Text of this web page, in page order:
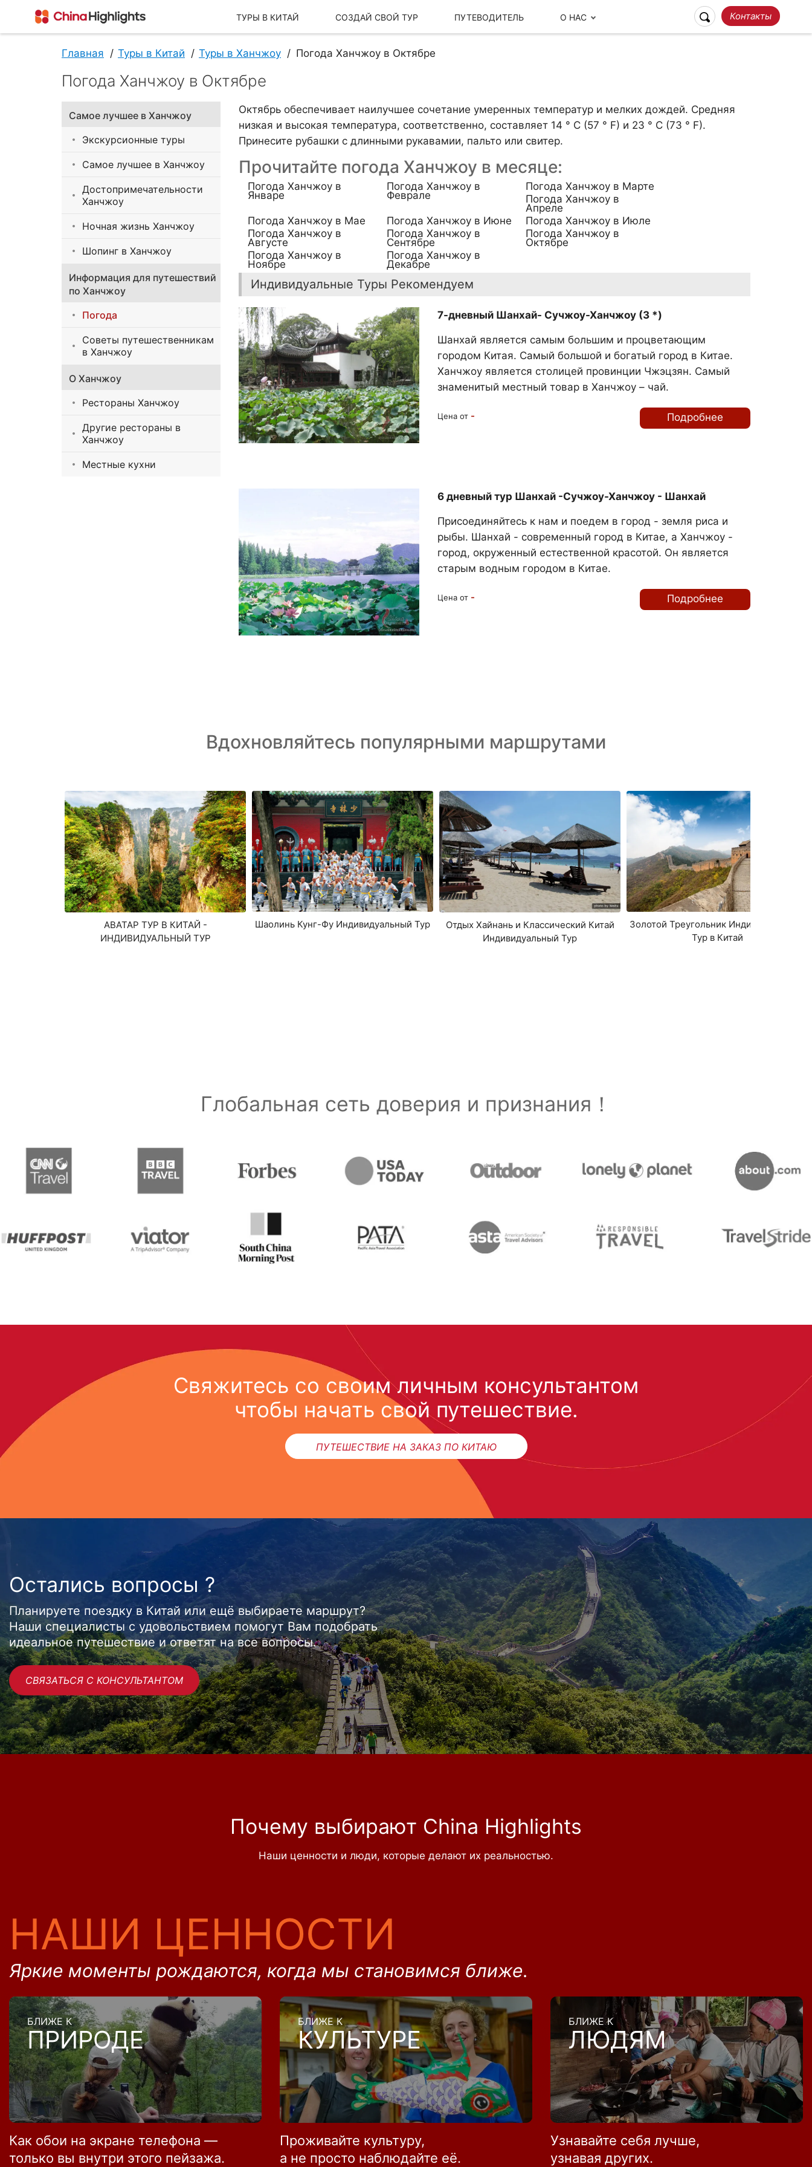
ТУРЫ В КИТАЙ СОЗДАЙ СВОЙ ТУР ПУТЕВОДИТЕЛЬ О НАС
Наши отзывы
Контакты
Главная Туры в Китай Туры в Ханчжоу Погода Ханчжоу в Октябре
Погода Ханчжоу в Октябре
Октябрь обеспечивает наилучшее сочетание умеренных температур и мелких дождей. Средняя
низкая и высокая температура, соответственно, составляет 14 ° C (57 ° F) и 23 ° C (73 ° F).
Принесите рубашки с длинными рукавамии, пальто или свитер.
Прочитайте погода Ханчжоу в месяце:
Погода Ханчжоу в
Январе
Погода Ханчжоу в
Феврале
Погода Ханчжоу в Марте
Погода Ханчжоу в
Апреле
Погода Ханчжоу в Мае
Погода Ханчжоу в Июне
Погода Ханчжоу в Июле
Погода Ханчжоу в
Августе
Погода Ханчжоу в
Сентябре
Погода Ханчжоу в
Октябре
Погода Ханчжоу в
Ноябре
Погода Ханчжоу в
Декабре
Индивидуальные Туры Рекомендуем
7-дневный Шанхай- Сучжоу-Ханчжоу (3 *)
Шанхай является самым большим и процветающим
городом Китая. Самый большой и богатый город в Китае.
Ханчжоу является столицей провинции Чжэцзян. Самый
знаменитый местный товар в Ханчжоу – чай.
Цена от - Подробнее
6 дневный тур Шанхай -Сучжоу-Ханчжоу - Шанхай
Присоединяйтесь к нам и поедем в город - земля риса и
рыбы. Шанхай - современный город в Китае, а Ханчжоу -
город, окруженный естественной красотой. Он является
старым водным городом в Китае.
Цена от - Подробнее
Самое лучшее в Ханчжоу
Экскурсионные туры
Самое лучшее в Ханчжоу
Достопримечательности
Ханчжоу
Ночная жизнь Ханчжоу
Шопинг в Ханчжоу
Информация для путешествий
по Ханчжоу
Погода
Советы путешественникам
в Ханчжоу
О Ханчжоу
Рестораны Ханчжоу
Другие рестораны в
Ханчжоу
Местные кухни
Вдохновляйтесь популярными маршрутами
АВАТАР ТУР В КИТАЙ -
ИНДИВИДУАЛЬНЫЙ ТУР
Шаолинь Кунг-Фу Индивидуальный Тур
Отдых Хайнань и Классический Китай
Индивидуальный Тур
Золотой Треугольник Индивидуальный
Тур в Китай
Глобальная сеть доверия и признания！
Свяжитесь со своим личным консультантом
чтобы начать свой путешествие.
ПУТЕШЕСТВИЕ НА ЗАКАЗ ПО КИТАЮ
Остались вопросы ?
Планируете поездку в Китай или ещё выбираете маршрут?
Наши специалисты с удовольствием помогут Вам подобрать
идеальное путешествие и ответят на все вопросы.
СВЯЗАТЬСЯ С КОНСУЛЬТАНТОМ
Почему выбирают China Highlights
Наши ценности и люди, которые делают их реальностью.
НАШИ ЦЕННОСТИ
Яркие моменты рождаются, когда мы становимся ближе.
БЛИЖЕ К
ПРИРОДЕ
Как обои на экране телефона —
только вы внутри этого пейзажа.
БЛИЖЕ К
КУЛЬТУРЕ
Проживайте культуру,
а не просто наблюдайте её.
БЛИЖЕ К
ЛЮДЯМ
Узнавайте себя лучше,
узнавая других.